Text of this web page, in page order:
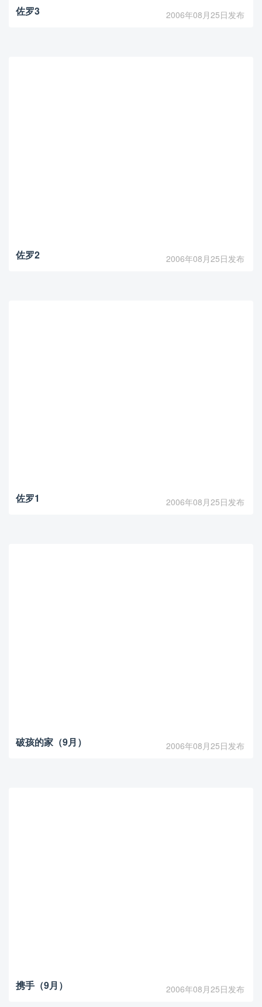
佐罗3 2006年08月25日发布
佐罗2 2006年08月25日发布
佐罗1 2006年08月25日发布
破孩的家（9月） 2006年08月25日发布
携手（9月） 2006年08月25日发布